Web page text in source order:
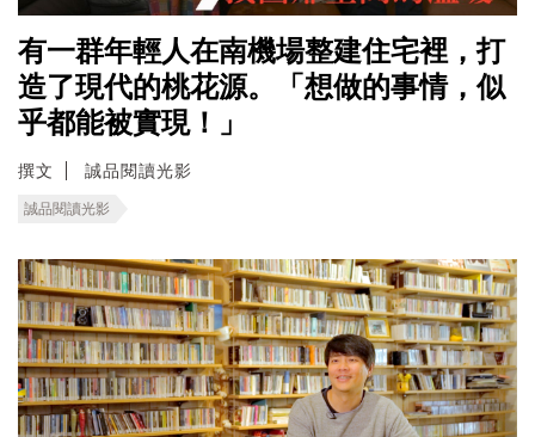
有一群年輕人在南機場整建住宅裡，打
造了現代的桃花源。「想做的事情，似
乎都能被實現！」
撰文 誠品閱讀光影
誠品閱讀光影